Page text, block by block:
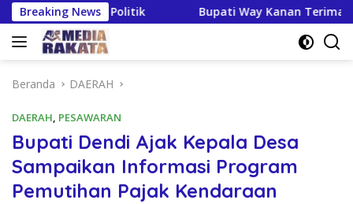
Langsung
ke
konten
Breaking News
Politik Bupati Way Kanan Terima Kunker
Beranda DAERAH
DAERAH, PESAWARAN
Bupati Dendi Ajak Kepala Desa
Sampaikan Informasi Program
Pemutihan Pajak Kendaraan